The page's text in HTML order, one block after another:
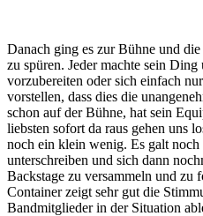
Danach ging es zur Bühne und
zu spüren. Jeder machte sein
vorzubereiten oder sich einfach
vorstellen, dass dies die
schon auf der Bühne, hat sein
liebsten sofort da raus gehen uns
noch ein klein wenig. Es galt noch
unterschreiben und sich dann
Backstage zu versammeln und zu
Container zeigt sehr gut die
Bandmitglieder in der Situation